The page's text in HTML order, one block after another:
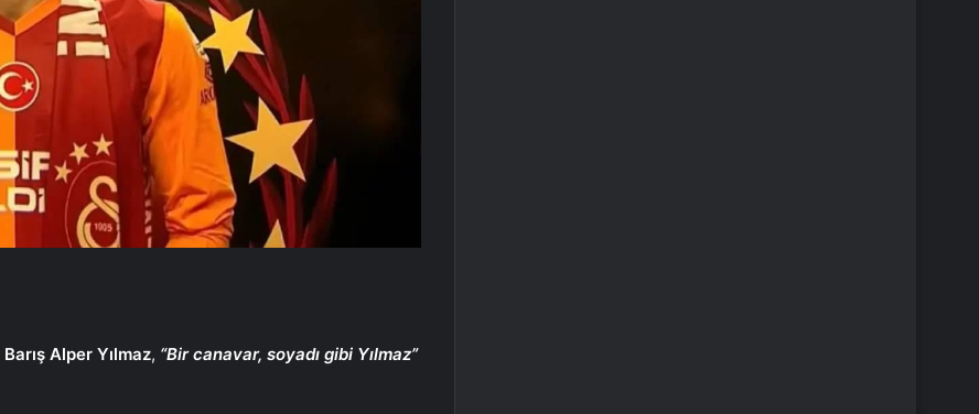
Barış Alper Yılmaz, “Bir canavar, soyadı gibi Yılmaz”